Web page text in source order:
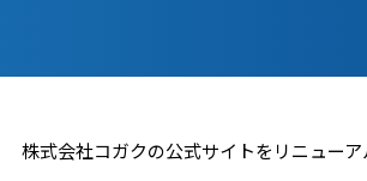
株式会社コガクの公式サイトをリニューア